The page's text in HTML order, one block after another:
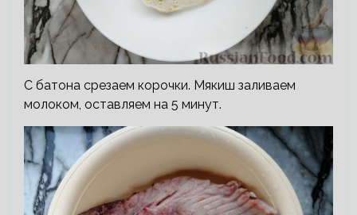
С батона срезаем корочки. Мякиш заливаем
молоком, оставляем на 5 минут.